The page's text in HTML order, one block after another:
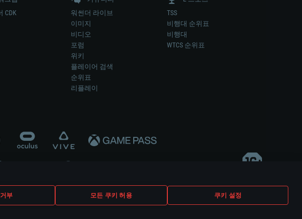
부 모든 쿠키 허용 쿠키 설정
CDK
워썬더 라이브
이미지
비디오
포럼
위키
플레이어 검색
순위표
리플레이
TSS
비행대 순위표
비행대
WTCS 순위표
는 홍보에 참여하지 않습니다..